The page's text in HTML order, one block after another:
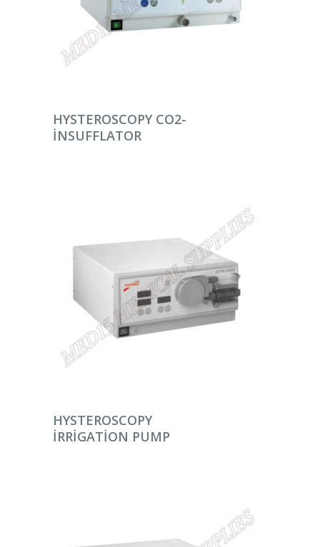
DEVAMINI OKU
HYSTEROSCOPY CO2-
INSUFFLATOR
DEVAMINI OKU
HYSTEROSCOPY
IRRIGATION PUMP